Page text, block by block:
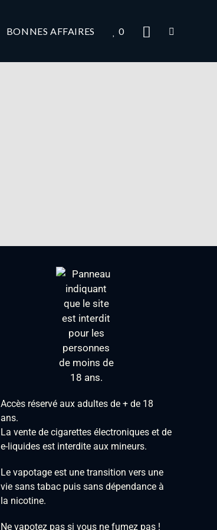
BONNES AFFAIRES 0
Accès réservé aux adultes de + de 18
ans.
La vente de cigarettes électroniques et de
e-liquides est interdite aux mineurs.
Le vapotage est une transition vers une
vie sans tabac puis sans dépendance à
la nicotine.
Ne vapotez pas si vous ne fumez pas !